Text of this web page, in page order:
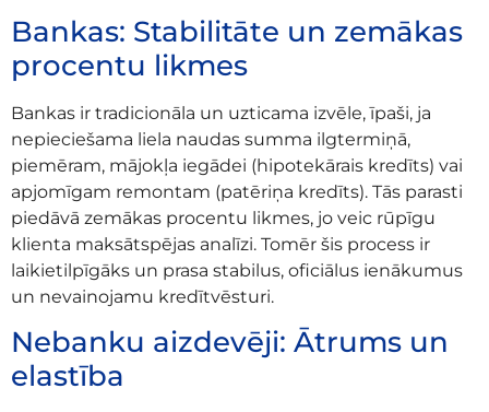
Bankas: Stabilitāte un zemākas
procentu likmes
Bankas ir tradicionāla un uzticama izvēle, īpaši, ja
nepieciešama liela naudas summa ilgtermiņā,
piemēram, mājokļa iegādei (hipotekārais kredīts) vai
apjomīgam remontam (patēriņa kredīts). Tās parasti
piedāvā zemākas procentu likmes, jo veic rūpīgu
klienta maksātspējas analīzi. Tomēr šis process ir
laikietilpīgāks un prasa stabilus, oficiālus ienākumus
un nevainojamu kredītvēsturi.
Nebanku aizdevēji: Ātrums un
elastība